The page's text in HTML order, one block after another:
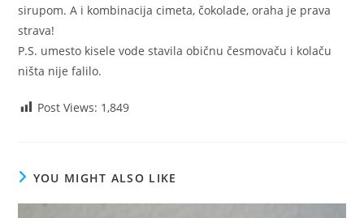
sirupom. A i kombinacija cimeta, čokolade, oraha je prava
strava!
P.S. umesto kisele vode stavila običnu česmovaču i kolaču
ništa nije falilo.
Post Views: 1,849
YOU MIGHT ALSO LIKE